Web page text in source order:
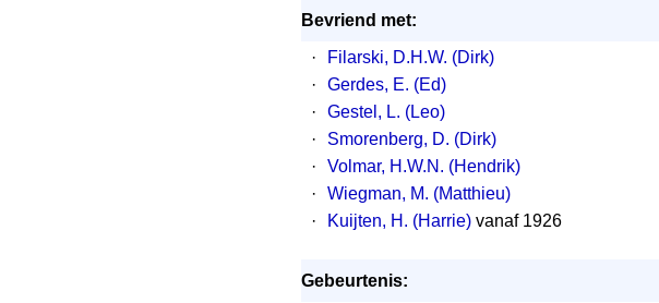
Bevriend met:
·
Filarski, D.H.W. (Dirk)
·
Gerdes, E. (Ed)
·
Gestel, L. (Leo)
·
Smorenberg, D. (Dirk)
·
Volmar, H.W.N. (Hendrik)
·
Wiegman, M. (Matthieu)
·
Kuijten, H. (Harrie) vanaf 1926
Gebeurtenis: